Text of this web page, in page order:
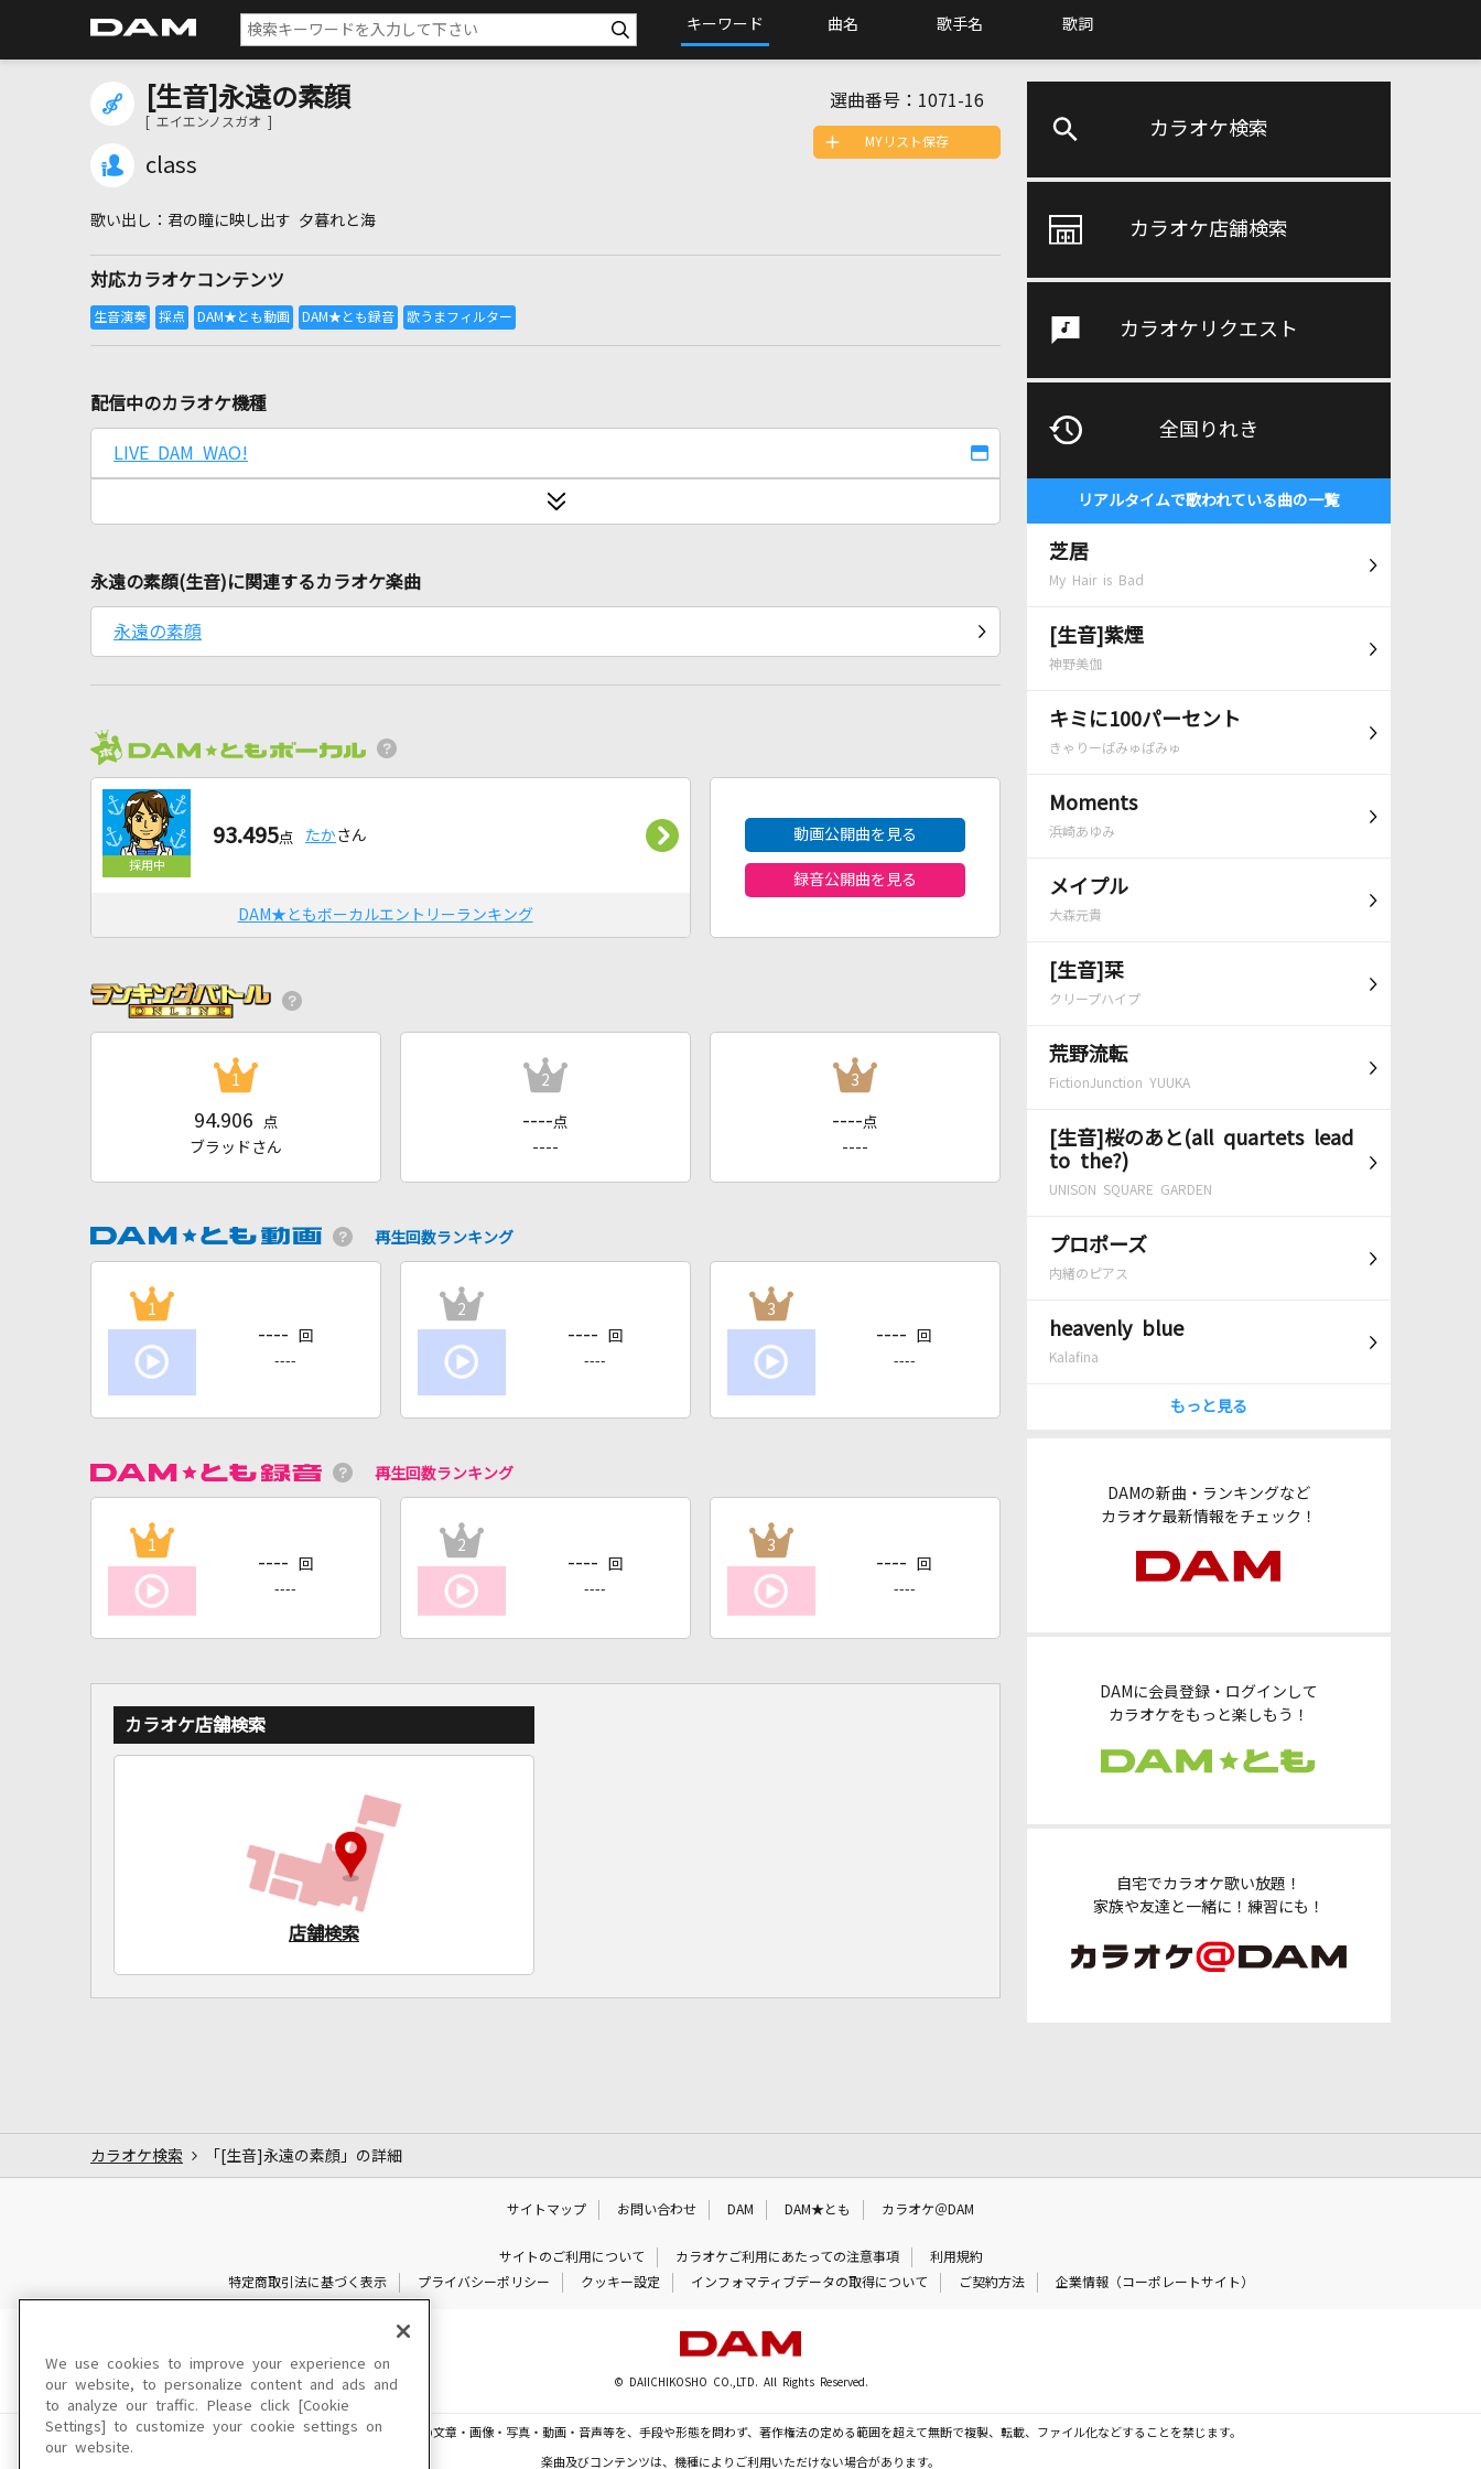
キーワード 曲名 歌手名 歌詞
カラオケ検索
カラオケ店舗検索
カラオケリクエスト
全国りれき
リアルタイムで歌われている曲の一覧
芝居
My Hair is Bad
[生音]紫煙
神野美伽
キミに100パーセント
きゃりーぱみゅぱみゅ
Moments
浜崎あゆみ
メイプル
大森元貴
[生音]栞
クリープハイプ
荒野流転
FictionJunction YUUKA
[生音]桜のあと(all quartets lead
to the?)
UNISON SQUARE GARDEN
プロポーズ
内緒のピアス
heavenly blue
Kalafina
もっと見る
DAMの新曲・ランキングなど
カラオケ最新情報をチェック！
DAMに会員登録・ログインして
カラオケをもっと楽しもう！
自宅でカラオケ歌い放題！
家族や友達と一緒に！練習にも！
[生音]永遠の素顔
[ エイエンノスガオ ]
class
選曲番号： 1071-16
君の瞳に映し出す 夕暮れと海
対応カラオケコンテンツ
MYリスト保存
配信中のカラオケ機種
LIVE DAM WAO!
永遠の素顔(生音)に関連するカラオケ楽曲
永遠の素顔
93.495点 たか さん
DAM★ともボーカルエントリーランキング
動画公開曲を見る
録音公開曲を見る
1
94.906
点
ブラッドさん
2
---- 点
----
3
---- 点
----
再生回数ランキング
1
---- 回
----
2
---- 回
----
3
---- 回
----
再生回数ランキング
1
---- 回
----
2
---- 回
----
3
---- 回
----
カラオケ店舗検索
店舗検索
カラオケ検索 「[生音]永遠の素顔」の詳細
サイトマップ お問い合わせ DAM DAM★とも カラオケ＠DAM
サイトのご利用について カラオケご利用にあたっての注意事項
利用規約
特定商取引法に基づく表示
プライバシーポリシー クッキー設定 インフォマティブデータの取得について ご契約方法 企業情報（コーポレートサイト）
© DAIICHIKOSHO CO.,LTD. All Rights Reserved.
このサイトに掲載されている一切の文章・画像・写真・動画・音声等を、手段や形態を問わず、著作権法の定める範囲を超えて無断で複製、転載、ファイル化などすることを禁じます。
楽曲及びコンテンツは、機種によりご利用いただけない場合があります。
We use cookies to improve your experience on
our website, to personalize content and ads and
to analyze our traffic. Please click [Cookie
Settings] to customize your cookie settings on
our website.